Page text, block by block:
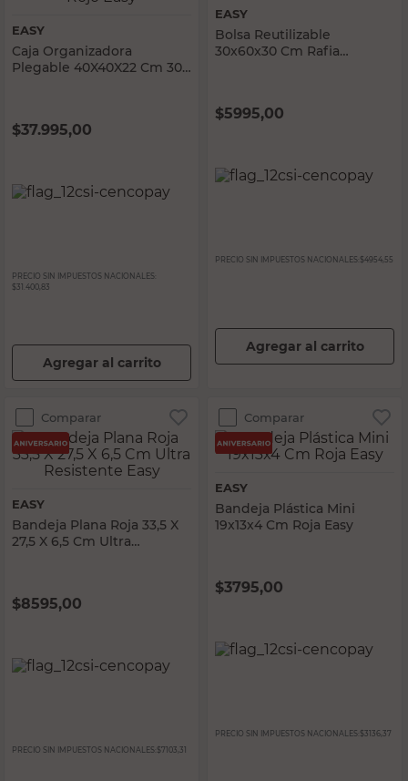
EASY
Caja Organizadora
Plegable 40X40X22 Cm 30
$37.995,00
PRECIO SIN IMPUESTOS NACIONALES:
$31.400,83
Agregar al carrito
EASY
Bolsa Reutilizable
30x60x30 Cm Rafia
$5995,00
PRECIO SIN IMPUESTOS NACIONALES: $4954,55
Agregar al carrito
Comparar
EASY
Bandeja Plana Roja 33,5 X
27,5 X 6,5 Cm Ultra
$8595,00
PRECIO SIN IMPUESTOS NACIONALES: $7103,31
Comparar
EASY
Bandeja Plástica Mini
19x13x4 Cm Roja Easy
$3795,00
PRECIO SIN IMPUESTOS NACIONALES: $3136,37